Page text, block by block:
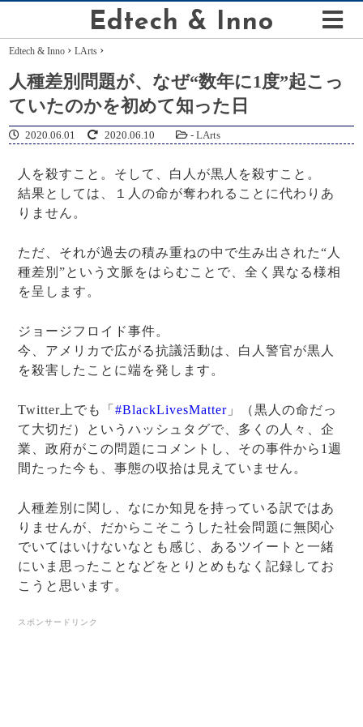
Edtech & Inno
Edtech & Inno ›LArts ›
人種差別問題が、なぜ“数年に1度”起こっ
ていたのかを初めて知った日
2020.06.01 2020.06.10 -LArts
人を殺すこと。そして、白人が黒人を殺すこと。
結果としては、１人の命が奪われることに代わりあ
りません。
ただ、それが過去の積み重ねの中で生み出された“人
種差別”という文脈をはらむことで、全く異なる様相
を呈します。
ジョージフロイド事件。
今、アメリカで広がる抗議活動は、白人警官が黒人
を殺害したことに端を発します。
Twitter上でも「 #BlackLivesMatter」（黒人の命だっ
て大切だ）というハッシュタグで、多くの人々、企
業、政府がこの問題にコメントし、その事件から1週
間たった今も、事態の収拾は見えていません。
人種差別に関し、なにか知見を持っている訳ではあ
りませんが、だからこそこうした社会問題に無関心
でいてはいけないなとも感じ、あるツイートと一緒
にいま思ったことなどをとりとめもなく記録してお
こうと思います。
スポンサードリンク